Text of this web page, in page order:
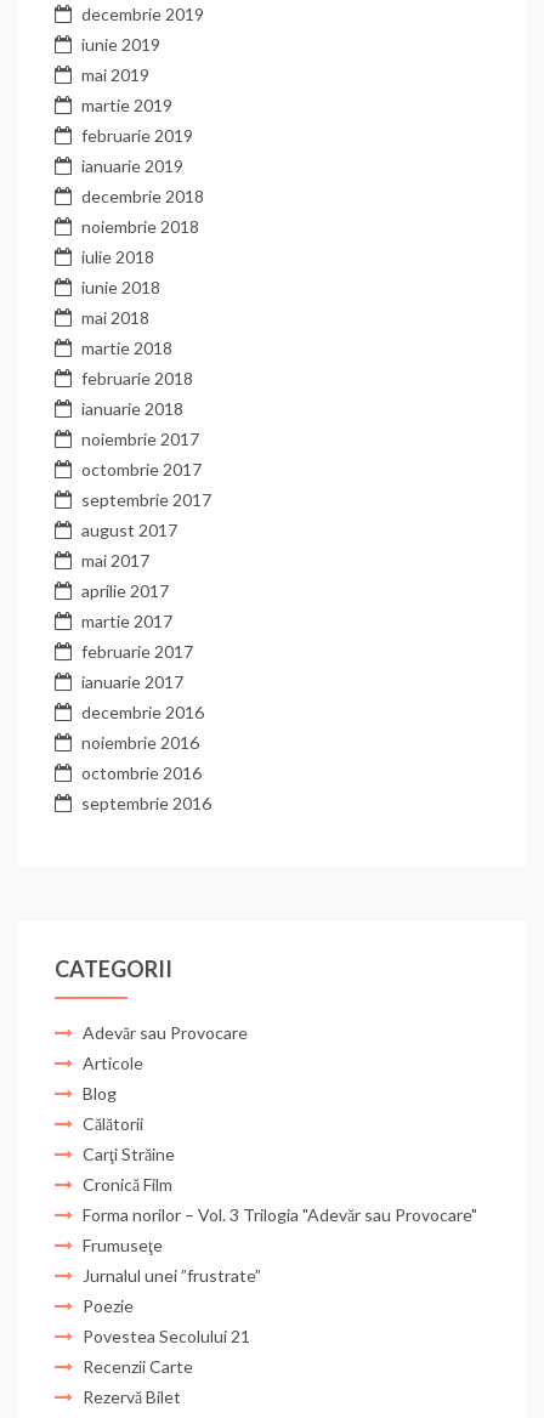
decembrie 2019
iunie 2019
mai 2019
martie 2019
februarie 2019
ianuarie 2019
decembrie 2018
noiembrie 2018
iulie 2018
iunie 2018
mai 2018
martie 2018
februarie 2018
ianuarie 2018
noiembrie 2017
octombrie 2017
septembrie 2017
august 2017
mai 2017
aprilie 2017
martie 2017
februarie 2017
ianuarie 2017
decembrie 2016
noiembrie 2016
octombrie 2016
septembrie 2016
CATEGORII
Adevăr sau Provocare
Articole
Blog
Călătorii
Carţi Străine
Cronică Film
Forma norilor – Vol. 3 Trilogia "Adevăr sau Provocare"
Frumuseţe
Jurnalul unei ”frustrate”
Poezie
Povestea Secolului 21
Recenzii Carte
Rezervă Bilet